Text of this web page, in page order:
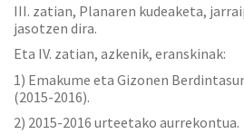
III. zatian, Planaren kudeaketa,
jasotzen dira.
Eta IV. zatian, azkenik, eranskinak:
1) Emakume eta Gizonen
(2015-2016).
2) 2015-2016 urteetako aurrekontua.